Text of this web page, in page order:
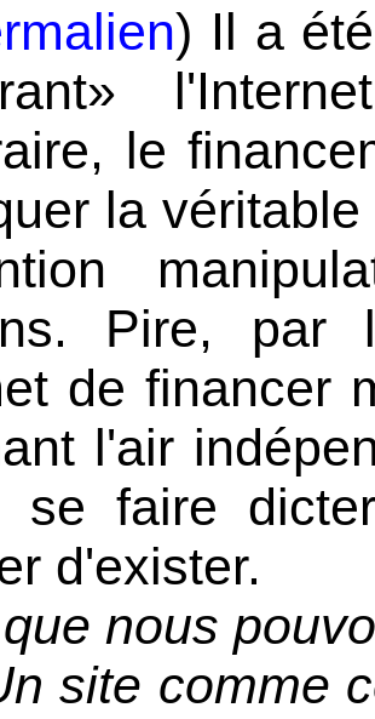
) Il a
le
la
Pire, par
de financer
l'air
se faire
d'exister.
nous
site comme